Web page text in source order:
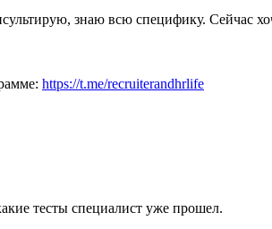
знаю всю специфику. Сейчас
https://t.me/recruiterandhrlife
тесты специалист уже прошел.